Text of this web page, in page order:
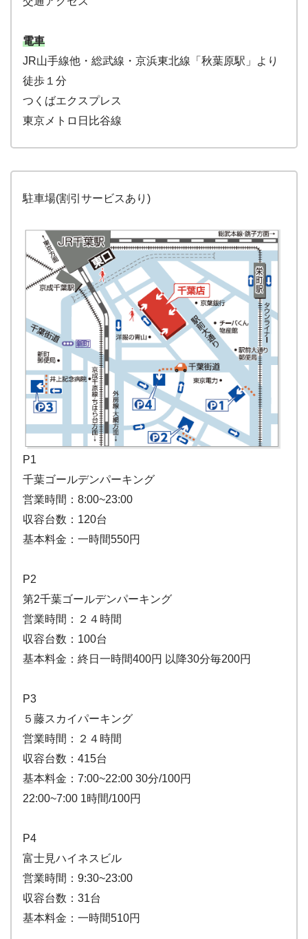
電車
JR山手線他・総武線・京浜東北線「秋葉原駅」より
徒歩１分
つくばエクスプレス
東京メトロ日比谷線
駐車場(割引サービスあり)
P1
千葉ゴールデンパーキング
営業時間：8:00~23:00
収容台数：120台
基本料金：一時間550円
P2
第2千葉ゴールデンパーキング
営業時間：２４時間
収容台数：100台
基本料金：終日一時間400円 以降30分毎200円
P3
５藤スカイパーキング
営業時間：２４時間
収容台数：415台
基本料金：7:00~22:00 30分/100円
22:00~7:00 1時間/100円
P4
富士見ハイネスビル
営業時間：9:30~23:00
収容台数：31台
基本料金：一時間510円